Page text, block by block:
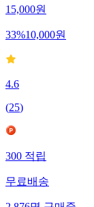
15,000원
33%10,000원
4.6
(25)
300 적립
무료배송